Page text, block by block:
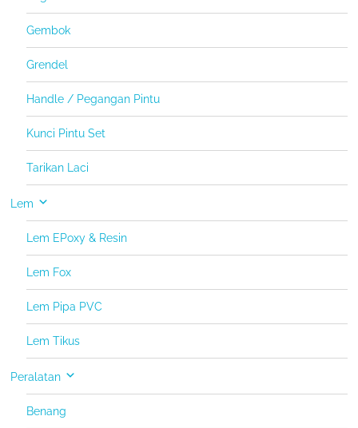
Gembok
Grendel
Handle / Pegangan Pintu
Kunci Pintu Set
Tarikan Laci
Lem
Lem EPoxy & Resin
Lem Fox
Lem Pipa PVC
Lem Tikus
Peralatan
Benang